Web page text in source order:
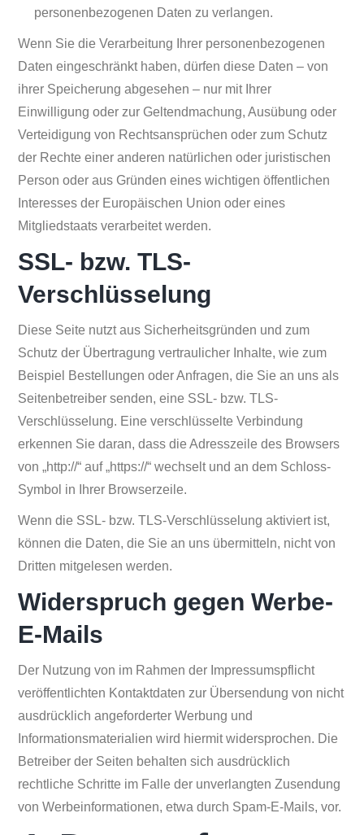
personenbezogenen Daten zu verlangen.
Wenn Sie die Verarbeitung Ihrer personenbezogenen
Daten eingeschränkt haben, dürfen diese Daten – von
ihrer Speicherung abgesehen – nur mit Ihrer
Einwilligung oder zur Geltendmachung, Ausübung oder
Verteidigung von Rechtsansprüchen oder zum Schutz
der Rechte einer anderen natürlichen oder juristischen
Person oder aus Gründen eines wichtigen öffentlichen
Interesses der Europäischen Union oder eines
Mitgliedstaats verarbeitet werden.
SSL- bzw. TLS-
Verschlüsselung
Diese Seite nutzt aus Sicherheitsgründen und zum
Schutz der Übertragung vertraulicher Inhalte, wie zum
Beispiel Bestellungen oder Anfragen, die Sie an uns als
Seitenbetreiber senden, eine SSL- bzw. TLS-
Verschlüsselung. Eine verschlüsselte Verbindung
erkennen Sie daran, dass die Adresszeile des Browsers
von „http://“ auf „https://“ wechselt und an dem Schloss-
Symbol in Ihrer Browserzeile.
Wenn die SSL- bzw. TLS-Verschlüsselung aktiviert ist,
können die Daten, die Sie an uns übermitteln, nicht von
Dritten mitgelesen werden.
Widerspruch gegen Werbe-
E-Mails
Der Nutzung von im Rahmen der Impressumspflicht
veröffentlichten Kontaktdaten zur Übersendung von nicht
ausdrücklich angeforderter Werbung und
Informationsmaterialien wird hiermit widersprochen. Die
Betreiber der Seiten behalten sich ausdrücklich
rechtliche Schritte im Falle der unverlangten Zusendung
von Werbeinformationen, etwa durch Spam-E-Mails, vor.